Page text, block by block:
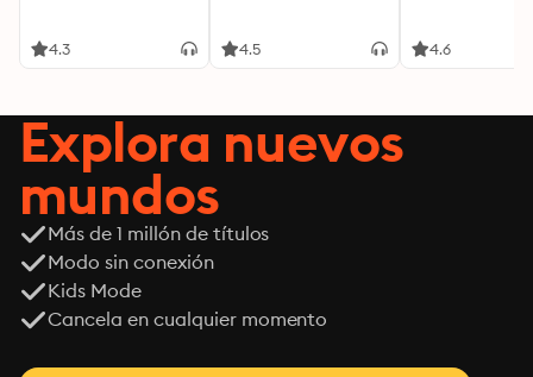
4.3 4.5 4.6
Explora nuevos
mundos
Más de 1 millón de títulos
Modo sin conexión
Kids Mode
Cancela en cualquier momento